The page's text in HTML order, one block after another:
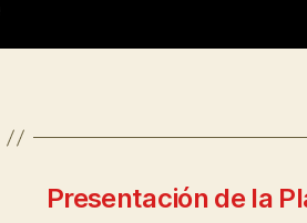
Presentación de la